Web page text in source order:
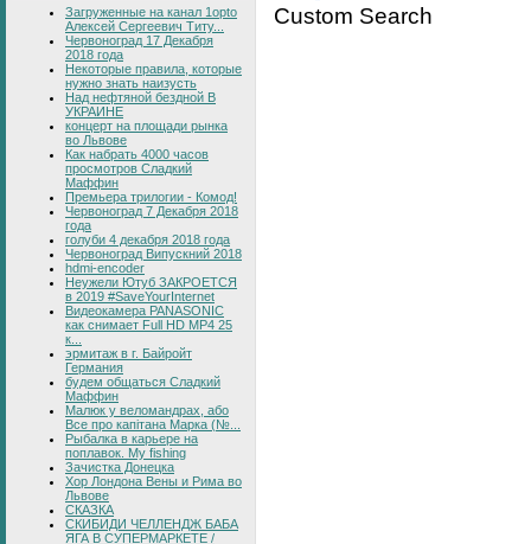
Загруженные на канал 1opto
Алексей Сергеевич Титу...
Червоноград 17 Декабря
2018 года
Некоторые правила, которые
нужно знать наизусть
Над нефтяной бездной В
УКРАИНЕ
концерт на площади рынка
во Львове
Как набрать 4000 часов
просмотров Сладкий
Маффин
Премьера трилогии - Комод!
Червоноград 7 Декабря 2018
года
голуби 4 декабря 2018 года
Червоноград Випускний 2018
hdmi-encoder
Неужели Ютуб ЗАКРОЕТСЯ
в 2019 #SaveYourInternet
Видеокамера PANASONIC
как снимает Full HD MP4 25
к...
эрмитаж в г. Байройт
Германия
будем общаться Сладкий
Маффин
Малюк у веломандрах, або
Все про капітана Марка (№...
Рыбалка в карьере на
поплавок. My fishing
Зачистка Донецка
Хор Лондона Вены и Рима во
Львове
СКАЗКА
СКИБИДИ ЧЕЛЛЕНДЖ БАБА
ЯГА В СУПЕРМАРКЕТЕ /
Custom Search